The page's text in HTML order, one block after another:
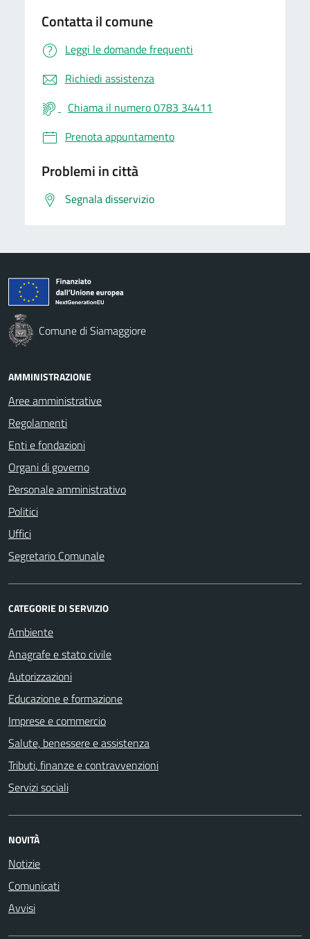
Contatta il comune
Leggi le domande frequenti
Richiedi assistenza
Chiama il numero 0783 34411
Prenota appuntamento
Problemi in città
Segnala disservizio
Comune di Siamaggiore
AMMINISTRAZIONE
Aree amministrative
Regolamenti
Enti e fondazioni
Organi di governo
Personale amministrativo
Politici
Uffici
Segretario Comunale
CATEGORIE DI SERVIZIO
Ambiente
Anagrafe e stato civile
Autorizzazioni
Educazione e formazione
Imprese e commercio
Salute, benessere e assistenza
Tributi, finanze e contravvenzioni
Servizi sociali
NOVITÀ
Notizie
Comunicati
Avvisi